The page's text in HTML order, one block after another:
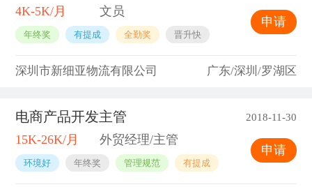
4K-5K/月 文员
年终奖 有提成 全勤奖 晋升快
申请
深圳市新细亚物流有限公司 广东/深圳/罗湖区
电商产品开发主管 2018-11-30
15K-26K/月 外贸经理/主管
环境好 年终奖 管理规范 有提成
申请